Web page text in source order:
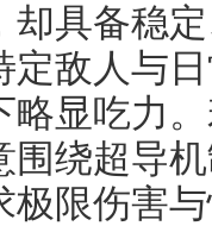
却具备稳
定敌人与
略显吃力
围绕超导
极限伤害